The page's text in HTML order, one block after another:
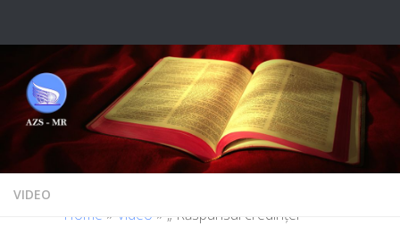
VIDEO
Home » Video » „ Răspunsul credinței”